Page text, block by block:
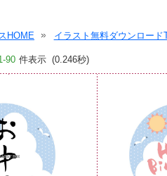
HOME イラスト無料ダウンロード
90 件表示 (0.246秒)